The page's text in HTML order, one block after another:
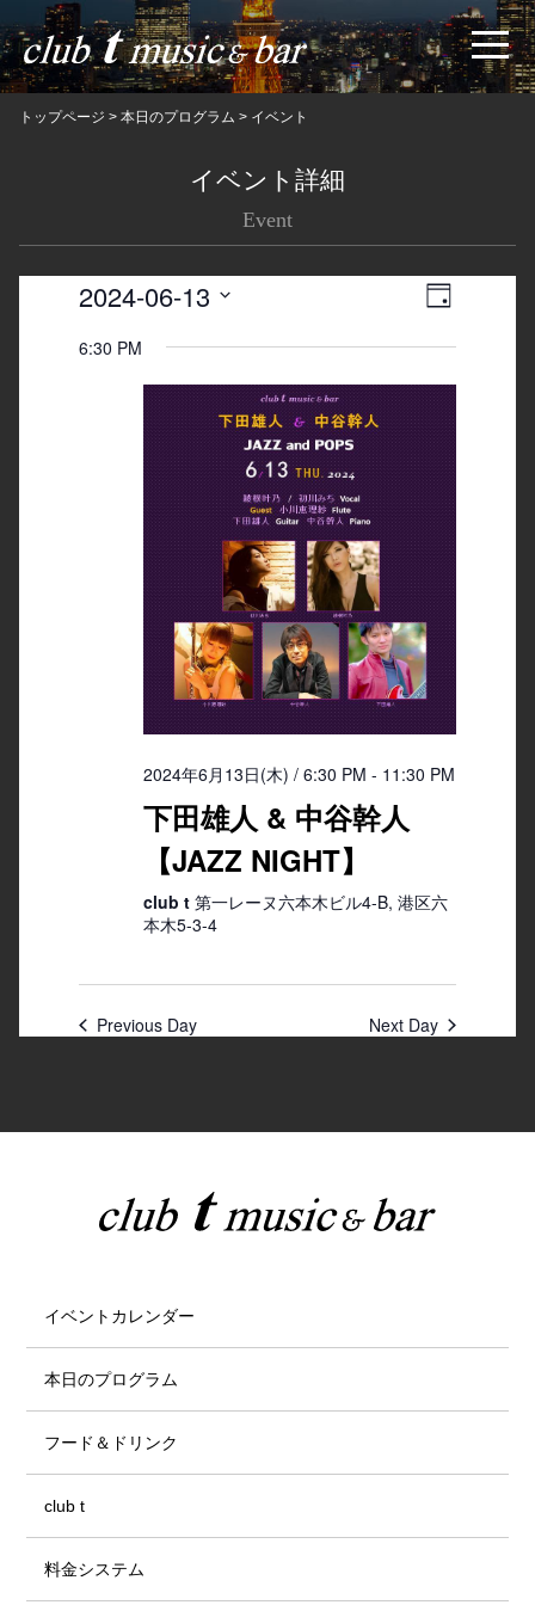
トップページ > 本日のプログラム > イベント
イベント詳細
Event
Views
Event
日
2024-06-13
date.
6:30 PM
2024年6月13日(木) / 6:30 PM - 11:30 PM
下田雄人 & 中谷幹人
【JAZZ NIGHT】
club t 第一レーヌ六本木ビル4-B, 港区六
本木5-3-4
Previous Day Next Day
イベントカレンダー
本日のプログラム
フード＆ドリンク
club t
料金システム